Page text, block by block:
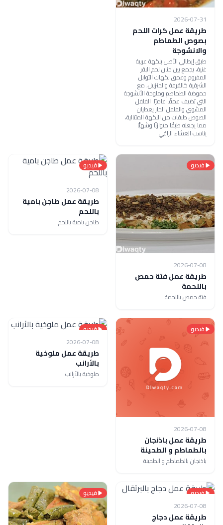
2026-07-31
طريقة عمل كرات اللحم
بصوص الطماطم
والانشوجة
طبق إيطالي الأصل بنكهة عربية
غنية، يجمع بين حنان لحم البقر
المفروم وعمق نكهات التوابل
الشرقية كالقرفة والجنزبيل، مع
حموضة الطماطم وملوحة الأنشوجة
التي تضيف عمقًا غامرًا. الفلفل
المشوي والفلفل الحار يعطيان
الصوص طبقات من النكهة المتتالية،
مما يجعله طبقًا متوازنًا وشهيًّا
يناسب العشاء الراقي
فيديو
2026-07-08
طريقة عمل فتة حمص
باللحمة
فتة حمص باللحمة
فيديو
2026-07-08
طريقة عمل طاجن بامية
باللحم
طاجن بامية باللحم
فيديو
2026-07-08
طريقة عمل باذنجان
بالطماطم و الطحينة
باذنجان بالطماطم و الطحينة
فيديو
2026-07-08
طريقة عمل ملوخية
بالأرانب
ملوخية بالأرانب
فيديو
2026-07-08
طريقة عمل دجاج
فيديو